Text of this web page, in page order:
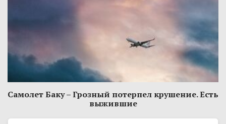
Самолет Баку – Грозный потерпел крушение. Есть
выжившие